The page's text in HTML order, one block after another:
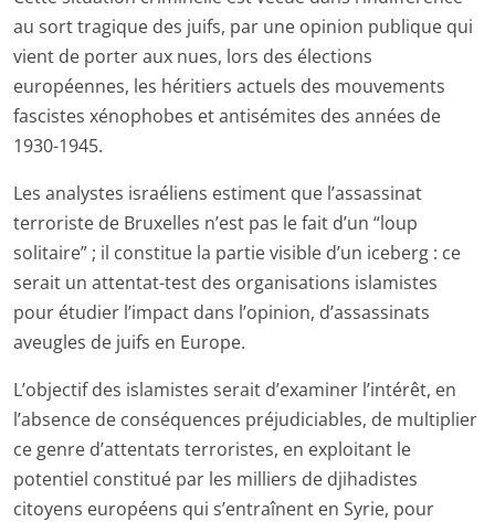
au sort tragique des juifs, par une opinion publique qui
vient de porter aux nues, lors des élections
européennes, les héritiers actuels des mouvements
fascistes xénophobes et antisémites des années de
1930-1945.
Les analystes israéliens estiment que l’assassinat
terroriste de Bruxelles n’est pas le fait d’un “loup
solitaire” ; il constitue la partie visible d’un iceberg : ce
serait un attentat-test des organisations islamistes
pour étudier l’impact dans l’opinion, d’assassinats
aveugles de juifs en Europe.
L’objectif des islamistes serait d’examiner l’intérêt, en
l’absence de conséquences préjudiciables, de multiplier
ce genre d’attentats terroristes, en exploitant le
potentiel constitué par les milliers de djihadistes
citoyens européens qui s’entraînent en Syrie, pour